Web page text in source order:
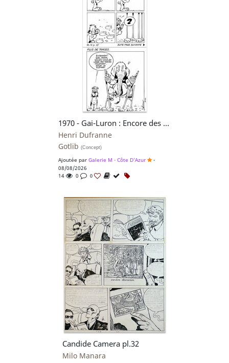
1970 - Gai-Luron : Encore des traces
Henri Dufranne
Gotlib (Concept)
Ajoutée par Galerie M - Côte D'Azur
-
08/08/2026
14
0 0
Candide Camera pl.32
Milo Manara